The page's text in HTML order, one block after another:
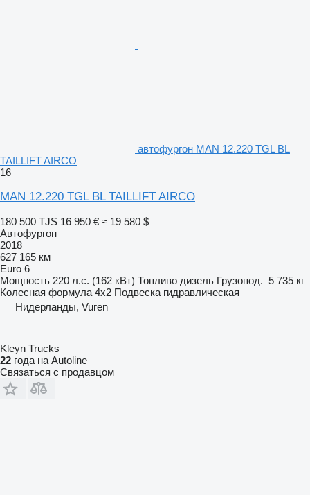
автофургон MAN 12.220 TGL BL
TAILLIFT AIRCO
16
MAN 12.220 TGL BL TAILLIFT AIRCO
180 500 TJS 16 950 € ≈ 19 580 $
Автофургон
2018
627 165 км
Euro 6
Мощность 220 л.с. (162 кВт) Топливо дизель Грузопод. 5 735 кг
Колесная формула 4x2 Подвеска гидравлическая
Нидерланды, Vuren
Kleyn Trucks
22 года на Autoline
Связаться с продавцом